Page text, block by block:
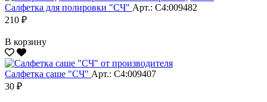
Салфетка для полировки "CЧ" Арт.: С4:009482
210 ₽
В корзину
Салфетка саше "CЧ" Арт.: С4:009407
30 ₽